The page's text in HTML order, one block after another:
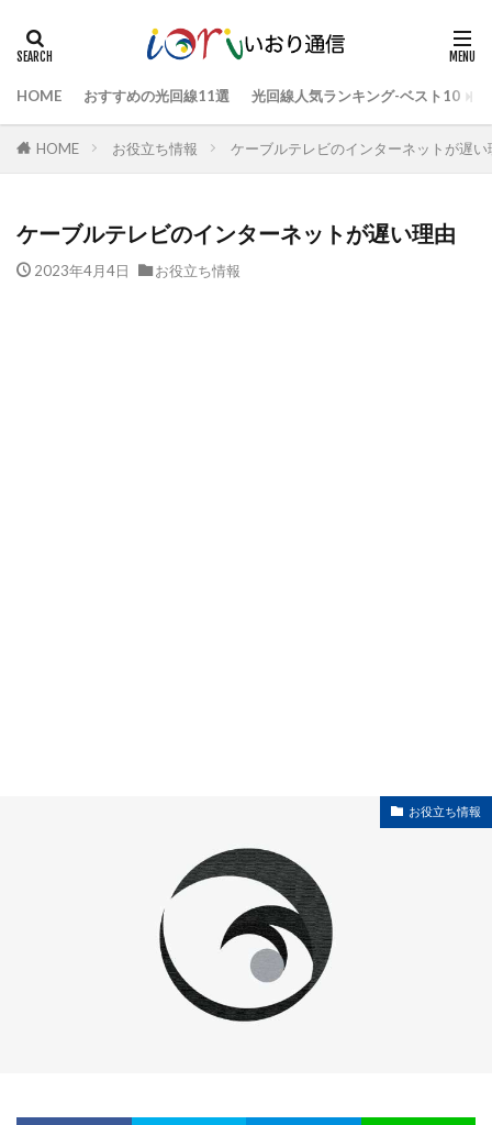
HOME おすすめの光回線11選 光回線人気ランキング-ベスト10
HOME お役立ち情報 ケーブルテレビのインターネットが遅い
ケーブルテレビのインターネットが遅い理由
2023年4月4日 お役立ち情報
お役立ち情報